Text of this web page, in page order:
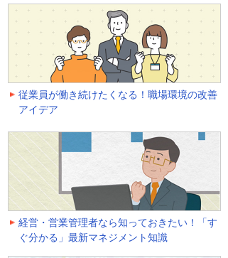
従業員が働き続けたくなる！職場環境の改善
アイデア
経営・営業管理者なら知っておきたい！「す
ぐ分かる」最新マネジメント知識